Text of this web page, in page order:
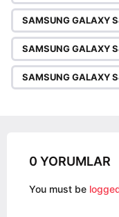
a
t
o
n
SAMSUNG GALAXY
SAMSUNG GALAXY
SAMSUNG GALAXY
0 YORUMLAR
You must be